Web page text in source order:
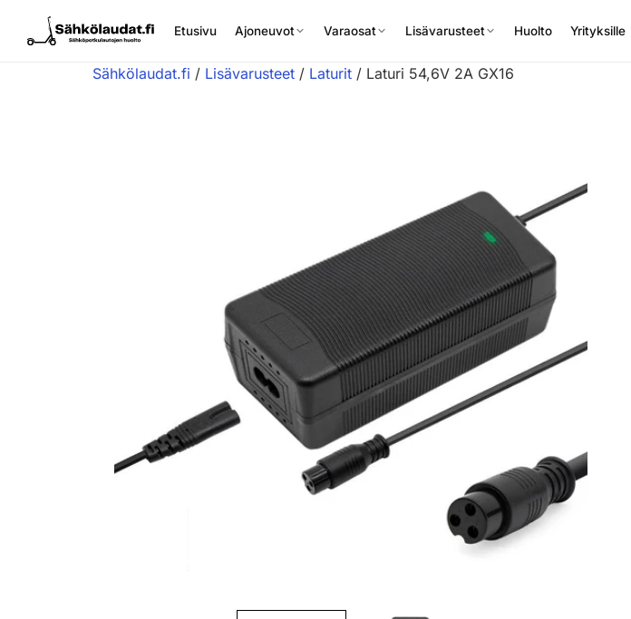
Etusivu Ajoneuvot Varaosat Lisävarusteet Huolto Yrityksille
Sähkölaudat.fi / Lisävarusteet / Laturit / Laturi 54,6V 2A GX16